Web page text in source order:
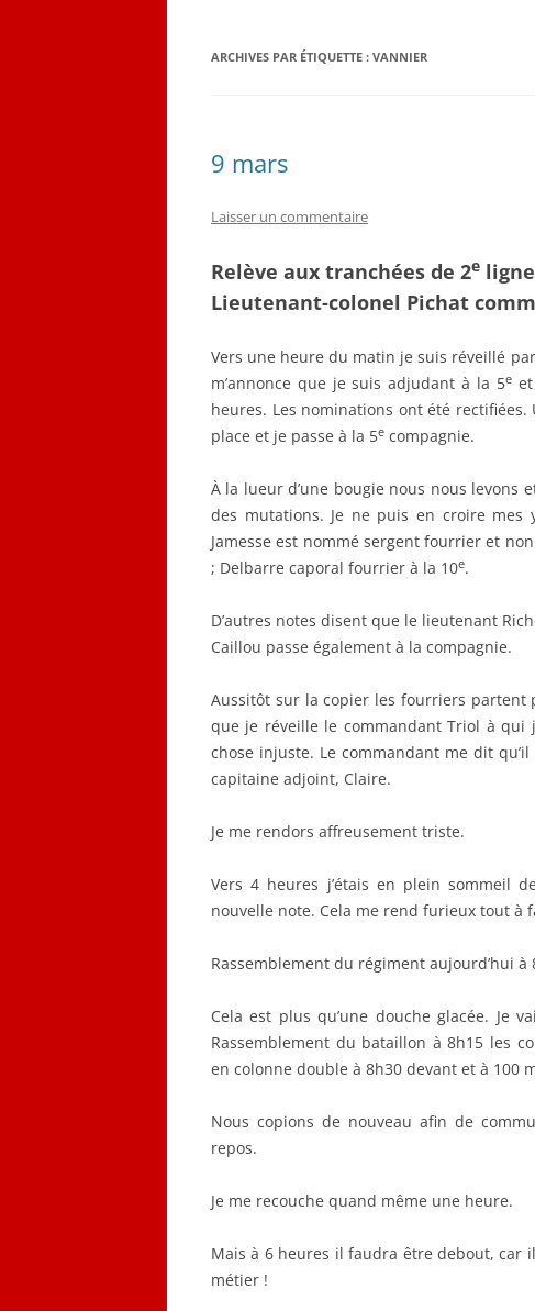
ARCHIVES PAR ÉTIQUETTE : VANNIER
9 mars
Laisser un commentaire
Relève aux tranchées de 2e ligne
Lieutenant-colonel Pichat
Vers une heure du matin je suis réveillé
m’annonce que je suis adjudant à la 5eet
heures. Les nominations ont été
place et je passe à la 5e compagnie.
À la lueur d’une bougie nous nous levons
des mutations. Je ne puis en croire mes
Jamesse est nommé sergent fourrier et
; Delbarre caporal fourrier à la 10e.
D’autres notes disent que le lieutenant
Caillou passe également à la compagnie.
Aussitôt sur la copier les fourriers partent
que je réveille le commandant Triol à qui
chose injuste. Le commandant me dit
capitaine adjoint, Claire.
Je me rendors affreusement triste.
Vers 4 heures j’étais en plein sommeil
nouvelle note. Cela me rend furieux tout à
Rassemblement du régiment aujourd’hui
Cela est plus qu’une douche glacée. Je
Rassemblement du bataillon à 8h15 les
en colonne double à 8h30 devant et à 100
Nous copions de nouveau afin de
repos.
Je me recouche quand même une heure.
Mais à 6 heures il faudra être debout,
métier !